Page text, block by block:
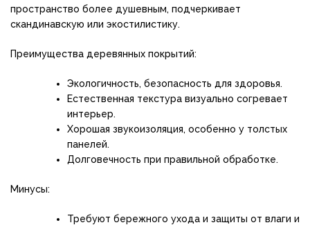
пространство более душевным, подчеркивает
скандинавскую или экостилистику.
Преимущества деревянных покрытий:
Экологичность, безопасность для здоровья.
Естественная текстура визуально согревает
интерьер.
Хорошая звукоизоляция, особенно у толстых
панелей.
Долговечность при правильной обработке.
Минусы:
Требуют бережного ухода и защиты от влаги и